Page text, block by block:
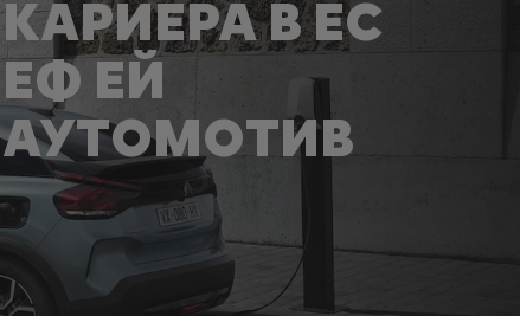
КАРИЕРА В ЕС
ЕФ ЕЙ
АУТОМОТИВ